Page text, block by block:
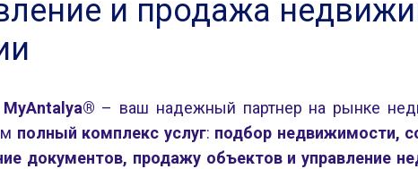
и продажа
MyAntalya® – ваш надежный партнер на рынке
полный комплекс услуг: подбор недвижимости,
документов, продажу объектов и управление